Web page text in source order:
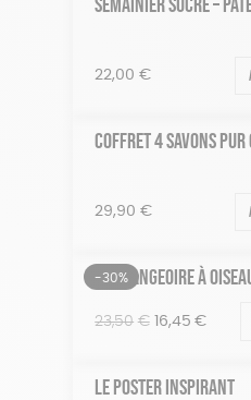
22,00 €
COFFRET 4 SAVONS
29,90 €
-30%
KIT MANGEOIRE À
23,50 € Le
était :
16,45 €Le
est :
LE POSTER INSPIRANT